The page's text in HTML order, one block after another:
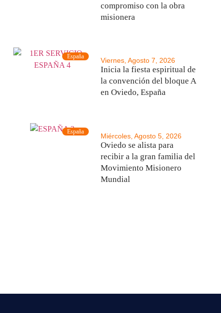
compromiso con la obra
misionera
España
Viernes, Agosto 7, 2026
Inicia la fiesta espiritual de
la convención del bloque A
en Oviedo, España
España
Miércoles, Agosto 5, 2026
Oviedo se alista para
recibir a la gran familia del
Movimiento Misionero
Mundial